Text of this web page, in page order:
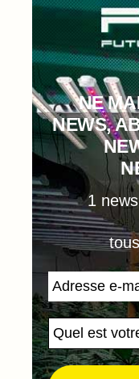
NE
NEWS,
1